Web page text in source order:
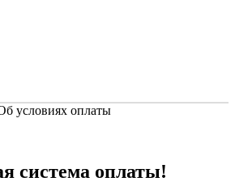
условиях оплаты
система оплаты!